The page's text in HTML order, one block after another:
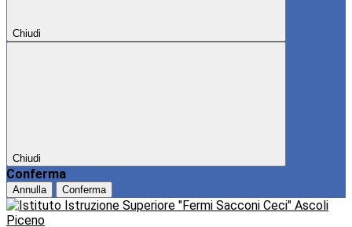
Chiudi
Chiudi
Conferma
Annulla Conferma